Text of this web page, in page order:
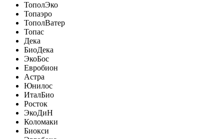
ТополЭко
Топаэро
ТополВатер
Топас
Дека
БиоДека
ЭкоБос
Евробион
Астра
Юнилос
ИталБио
Росток
ЭкоДиН
Коломаки
Биокси